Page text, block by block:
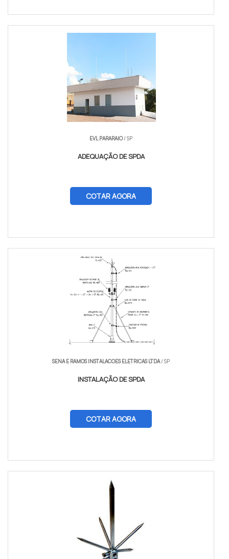
EVL PARARAIO/ SP
ADEQUAÇÃO DE SPDA
COTAR AGORA
SENA E RAMOS INSTALACOES ELETRICAS LTDA/ SP
INSTALAÇÃO DE SPDA
COTAR AGORA